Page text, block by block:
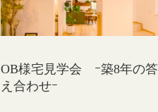
OB様宅見学会 ｰ築8年の答
え合わせｰ